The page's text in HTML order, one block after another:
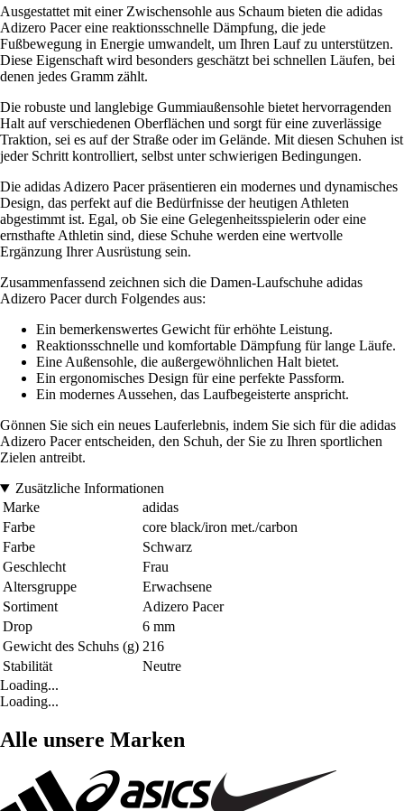
Ausgestattet mit einer Zwischensohle aus Schaum bieten die adidas
Adizero Pacer eine reaktionsschnelle Dämpfung, die jede
Fußbewegung in Energie umwandelt, um Ihren Lauf zu unterstützen.
Diese Eigenschaft wird besonders geschätzt bei schnellen Läufen, bei
denen jedes Gramm zählt.
Die robuste und langlebige Gummiaußensohle bietet hervorragenden
Halt auf verschiedenen Oberflächen und sorgt für eine zuverlässige
Traktion, sei es auf der Straße oder im Gelände. Mit diesen Schuhen ist
jeder Schritt kontrolliert, selbst unter schwierigen Bedingungen.
Die adidas Adizero Pacer präsentieren ein modernes und dynamisches
Design, das perfekt auf die Bedürfnisse der heutigen Athleten
abgestimmt ist. Egal, ob Sie eine Gelegenheitsspielerin oder eine
ernsthafte Athletin sind, diese Schuhe werden eine wertvolle
Ergänzung Ihrer Ausrüstung sein.
Zusammenfassend zeichnen sich die Damen-Laufschuhe adidas
Adizero Pacer durch Folgendes aus:
Ein bemerkenswertes Gewicht für erhöhte Leistung.
Reaktionsschnelle und komfortable Dämpfung für lange Läufe.
Eine Außensohle, die außergewöhnlichen Halt bietet.
Ein ergonomisches Design für eine perfekte Passform.
Ein modernes Aussehen, das Laufbegeisterte anspricht.
Gönnen Sie sich ein neues Lauferlebnis, indem Sie sich für die adidas
Adizero Pacer entscheiden, den Schuh, der Sie zu Ihren sportlichen
Zielen antreibt.
Zusätzliche Informationen
Marke
adidas
Farbe
core black/iron met./carbon
Farbe
Schwarz
Geschlecht
Frau
Altersgruppe
Erwachsene
Sortiment
Adizero Pacer
Drop
6 mm
Gewicht des Schuhs (g) 216
Stabilität
Neutre
Loading...
Loading...
Alle unsere Marken